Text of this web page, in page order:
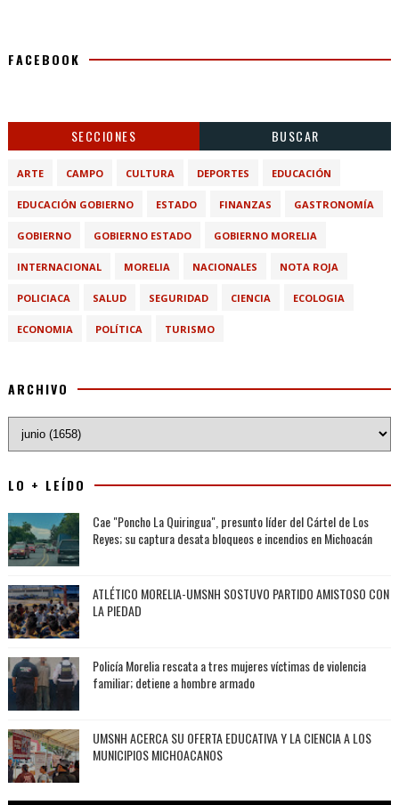
FACEBOOK
SECCIONES BUSCAR
ARTE CAMPO CULTURA DEPORTES EDUCACIÓN
EDUCACIÓN GOBIERNO ESTADO FINANZAS GASTRONOMÍA
GOBIERNO GOBIERNO ESTADO GOBIERNO MORELIA
INTERNACIONAL MORELIA NACIONALES NOTA ROJA
POLICIACA SALUD SEGURIDAD CIENCIA ECOLOGIA
ECONOMIA POLÍTICA TURISMO
ARCHIVO
LO + LEÍDO
Cae "Poncho La Quiringua", presunto líder del Cártel de Los
Reyes; su captura desata bloqueos e incendios en Michoacán
ATLÉTICO MORELIA-UMSNH SOSTUVO PARTIDO AMISTOSO CON
LA PIEDAD
Policía Morelia rescata a tres mujeres víctimas de violencia
familiar; detiene a hombre armado
UMSNH ACERCA SU OFERTA EDUCATIVA Y LA CIENCIA A LOS
MUNICIPIOS MICHOACANOS